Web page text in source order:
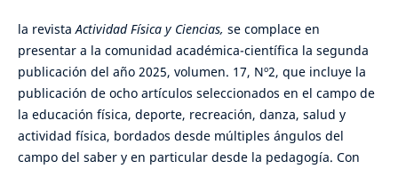
la revistaActividad Física y Ciencias, se complace en
presentar a la comunidad académica-científica la segunda
publicación del año 2025, volumen. 17, Nº2, que incluye la
publicación de ocho artículos seleccionados en el campo de
la educación física, deporte, recreación, danza, salud y
actividad física, bordados desde múltiples ángulos del
campo del saber y en particular desde la pedagogía. Con